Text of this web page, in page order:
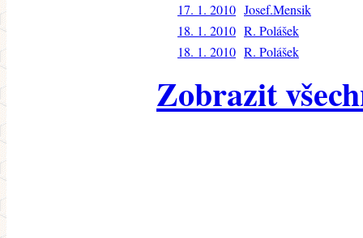
17. 1. 2010 Josef.Mensik
18. 1. 2010 R. Polášek
18. 1. 2010 R. Polášek
Zobrazit